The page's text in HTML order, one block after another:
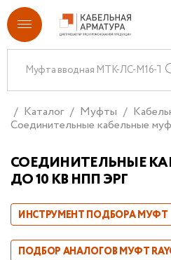
Каталог Муфты
Соединительные кабельные
СОЕДИНИТЕЛЬНЫЕ
ДО 10 КВ НПП ЭРГ
ИНСТРУМЕНТ ПОДБОРА МУФТ
ПОДБОР АНАЛОГОВ МУФТ